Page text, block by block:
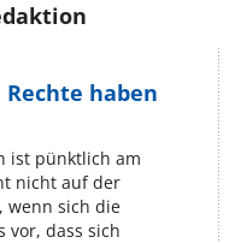
haben
ist pünktlich am
nicht auf der
wenn sich die
vor, dass sich